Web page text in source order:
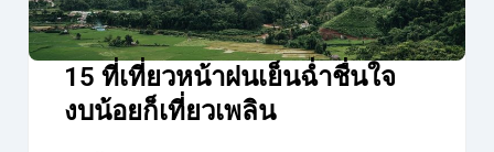
15 ที่เที่ยวหน้าฝนเย็นฉ่ำชื่นใจ
งบน้อยก็เที่ยวเพลิน